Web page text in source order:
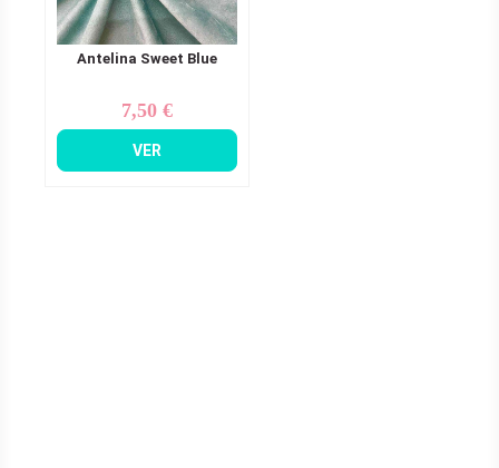
Antelina Sweet Blue
Precio
7,50 €
VER